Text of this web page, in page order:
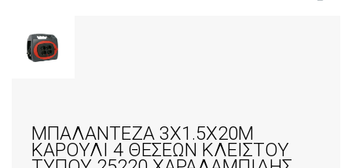
ΜΠΑΛΑΝΤΕΖΑ 3X1.5X20M
ΚΑΡΟΥΛΙ 4 ΘΕΣΕΩΝ ΚΛΕΙΣΤΟΥ